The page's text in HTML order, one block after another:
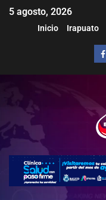
5 agosto, 2026
Inicio Irapuato